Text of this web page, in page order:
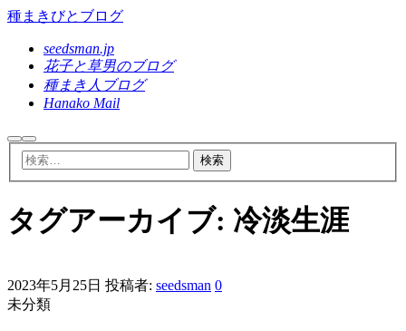
種まきびとブログ
seedsman.jp
花子と草男のブログ
種まき人ブログ
Hanako Mail
検 メ
イ
ン
ニ
ュ
タグアーカイブ: 冷淡生涯
2023年5月25日 投稿者: seedsman 0
未分類